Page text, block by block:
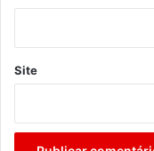
Site